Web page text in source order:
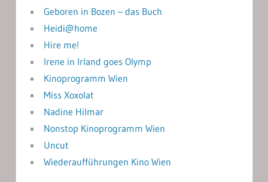
Geboren in Bozen – das Buch
Heidi@home
Hire me!
Irene in Irland goes Olymp
Kinoprogramm Wien
Miss Xoxolat
Nadine Hilmar
Nonstop Kinoprogramm Wien
Uncut
Wiederaufführungen Kino Wien